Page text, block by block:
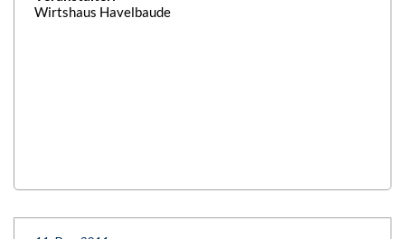
Wirtshaus Havelbaude